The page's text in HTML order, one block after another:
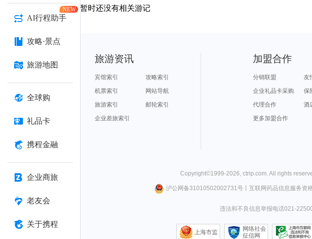
AI行程助手
NEW
攻略·景点
旅游地图
全球购
礼品卡
携程金融
企业商旅
老友会
关于携程
暂时还没有相关游记
旅游资讯
宾馆索引
攻略索引
机票索引
网站导航
旅游索引
邮轮索引
企业差旅索引
加盟合作
分销联盟
友
企业礼品卡采购
保
代理合作
酒
更多加盟合作
Copyright©1999-2026, ctrip.com. All rights
沪公网备31010502002731号丨 互联网药品信息服务资
违法和不良信息举报电话021-
上海市监
网络社会
征信网